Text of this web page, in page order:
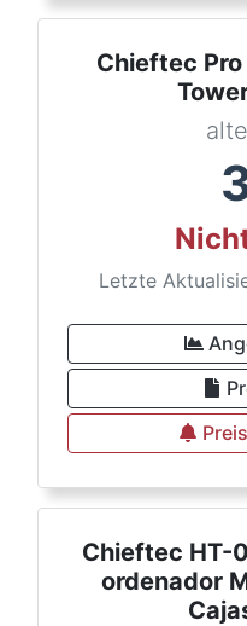
Chieftec
Letzte
Chieftec HT-
ordenador